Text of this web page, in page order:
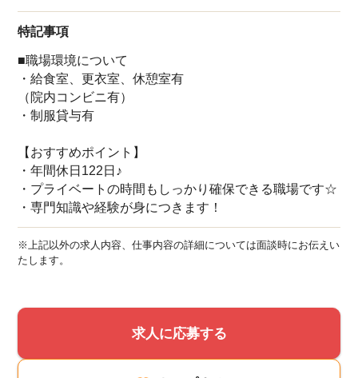
特記事項
■職場環境について
・給食室、更衣室、休憩室有
（院内コンビニ有）
・制服貸与有
【おすすめポイント】
・年間休日122日♪
・プライベートの時間もしっかり確保できる職場です☆
・専門知識や経験が身につきます！
※上記以外の求人内容、仕事内容の詳細については面談時にお伝えい
たします。
求人に応募する